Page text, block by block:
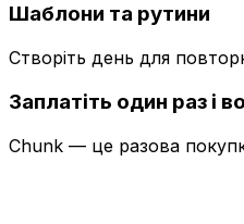
Шаблони та рутини
Створіть день для
Заплатіть один раз і
Chunk — це разова